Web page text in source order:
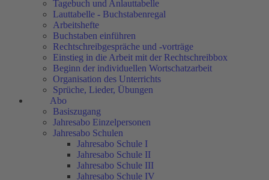
Tagebuch und Anlauttabelle
Lauttabelle - Buchstabenregal
Arbeitshefte
Buchstaben einführen
Rechtschreibgespräche und -vorträge
Einstieg in die Arbeit mit der Rechtschreibbox
Beginn der individuellen Wortschatzarbeit
Organisation des Unterrichts
Sprüche, Lieder, Übungen
Abo
Basiszugang
Jahresabo Einzelpersonen
Jahresabo Schulen
Jahresabo Schule I
Jahresabo Schule II
Jahresabo Schule III
Jahresabo Schule IV